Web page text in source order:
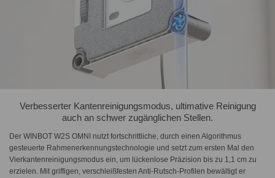
Verbesserter Kantenreinigungsmodus, ultimative Reinigung
auch an schwer zugänglichen Stellen.
Der WINBOT W2S OMNI nutzt fortschrittliche, durch einen Algorithmus
gesteuerte Rahmenerkennungstechnologie und setzt zum ersten Mal den
Vierkantenreinigungsmodus ein, um lückenlose Präzision bis zu 1,1 cm zu
erzielen. Mit griffigen, verschleißfesten Anti-Rutsch-Profilen bewältigt er